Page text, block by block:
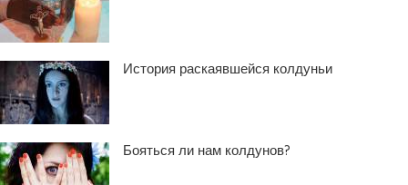
История раскаявшейся колдуньи
Бояться ли нам колдунов?